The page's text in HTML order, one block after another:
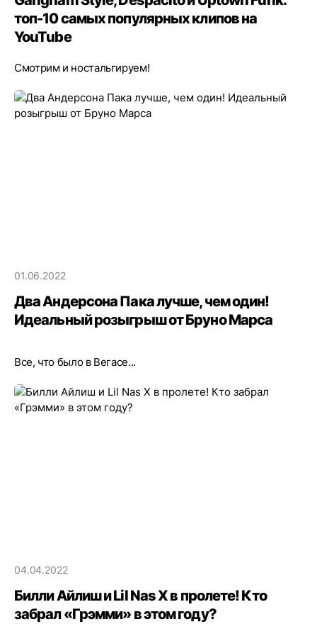
топ-10 самых популярных клипов на
YouTube
Смотрим и ностальгируем!
01.06.2022
Два Андерсона Пака лучше, чем один!
Идеальный розыгрыш от Бруно Марса
Все, что было в Вегасе...
04.04.2022
Билли Айлиш и Lil Nas X в пролете! Кто
забрал «Грэмми» в этом году?